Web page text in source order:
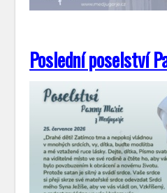
Poslední poselství